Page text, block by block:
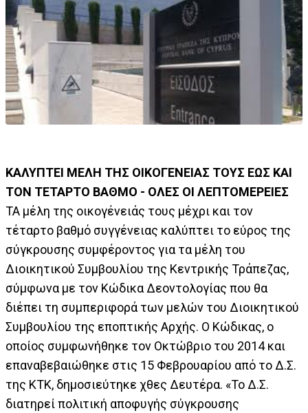
ΚΑΛΥΠΤΕΙ ΜΕΛΗ ΤΗΣ ΟΙΚΟΓΕΝΕΙΑΣ ΤΟΥΣ ΕΩΣ ΚΑΙ
ΤΟΝ ΤΕΤΑΡΤΟ ΒΑΘΜΟ - ΟΛΕΣ ΟΙ ΛΕΠΤΟΜΕΡΕΙΕΣ
ΤΑ μέλη της οικογένειάς τους μέχρι και τον
τέταρτο βαθμό συγγένειας καλύπτει το εύρος της
σύγκρουσης συμφέροντος για τα μέλη του
Διοικητικού Συμβουλίου της Κεντρικής Τράπεζας,
σύμφωνα με τον Κώδικα Δεοντολογίας που θα
διέπει τη συμπεριφορά των μελών του Διοικητικού
Συμβουλίου της εποπτικής Αρχής. Ο Κώδικας, ο
οποίος συμφωνήθηκε τον Οκτώβριο του 2014 και
επαναβεβαιώθηκε στις 15 Φεβρουαρίου από το Δ.Σ.
της ΚΤΚ, δημοσιεύτηκε χθες Δευτέρα. «Το Δ.Σ.
διατηρεί πολιτική αποφυγής σύγκρουσης